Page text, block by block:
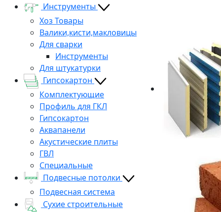
Инструменты
Хоз Товары
Валики,кисти,макловицы
Для сварки
Инструменты
Для штукатурки
Гипсокартон
Комплектующие
Профиль для ГКЛ
Гипсокартон
Аквапанели
Акустические плиты
ГВЛ
Специальные
Подвесные потолки
Подвесная система
Сухие строительные